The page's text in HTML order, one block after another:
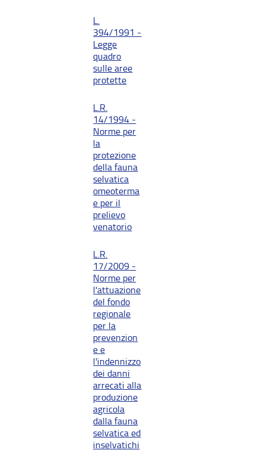
L.
394/1991 -
Legge
quadro
sulle aree
protette
L.R.
14/1994 -
Norme per
la
protezione
della fauna
selvatica
omeoterma
e per il
prelievo
venatorio
L.R.
17/2009 -
Norme per
l'attuazione
del fondo
regionale
per la
prevenzion
e e
l'indennizzo
dei danni
arrecati alla
produzione
agricola
dalla fauna
selvatica ed
inselvatichi